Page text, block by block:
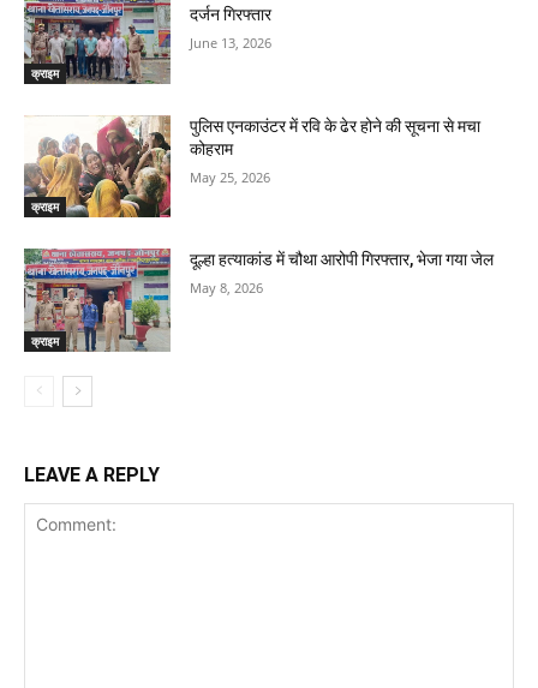
क्राइम
दर्जन गिरफ्तार
June 13, 2026
क्राइम
पुलिस एनकाउंटर में रवि के ढेर होने की सूचना से मचा
कोहराम
May 25, 2026
क्राइम
दूल्हा हत्याकांड में चौथा आरोपी गिरफ्तार, भेजा गया जेल
May 8, 2026
LEAVE A REPLY